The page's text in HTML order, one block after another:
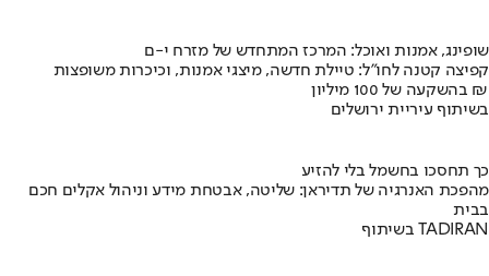
שופינג, אמנות ואוכל: המרכז המתחדש של מזרח י-ם
קפיצה קטנה לחו"ל: טיילת חדשה, מיצגי אמנות, וכיכרות משופצות
בהשקעה של 100 מיליון ₪
בשיתוף עיריית ירושלים
כך תחסכו בחשמל בלי להזיע
מהפכת האנרגיה של תדיראן: שליטה, אבטחת מידע וניהול אקלים חכם
בבית
בשיתוף TADIRAN